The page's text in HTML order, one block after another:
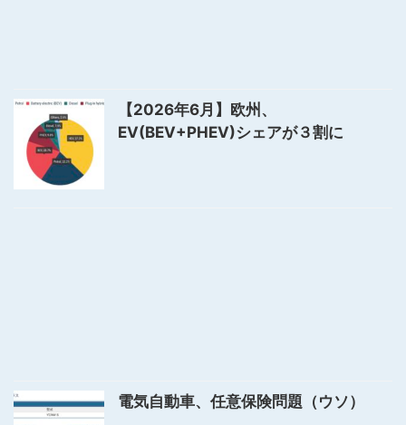
【2026年6月】欧州、
EV(BEV+PHEV)シェアが３割に
電気自動車、任意保険問題（ウソ）